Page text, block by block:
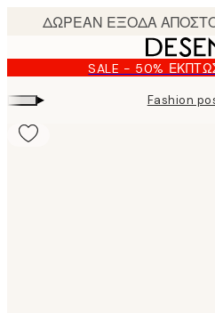
content.
SALE - 50%
▸ Fashion